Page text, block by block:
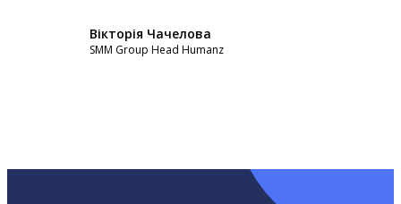
Вікторія Чачелова
SMM Group Head Humanz